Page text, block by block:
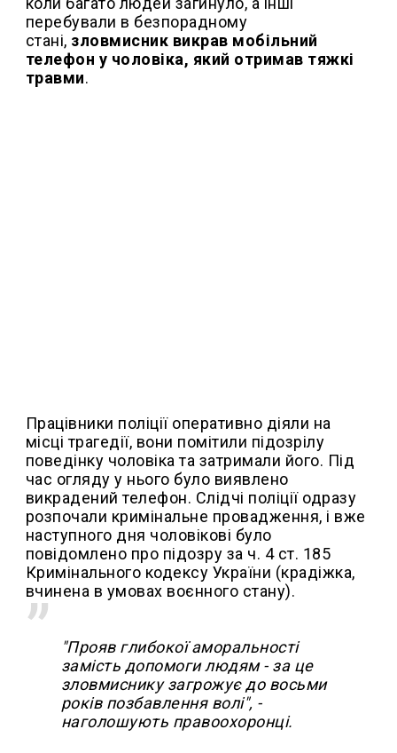
перебували в безпорадному
стані, зловмисник викрав мобільний
телефон у чоловіка, який отримав тяжкі
травми.
Працівники поліції оперативно діяли на
місці трагедії, вони помітили підозрілу
поведінку чоловіка та затримали його. Під
час огляду у нього було виявлено
викрадений телефон. Слідчі поліції одразу
розпочали кримінальне провадження, і вже
наступного дня чоловікові було
повідомлено про підозру за ч. 4 ст. 185
Кримінального кодексу України (крадіжка,
вчинена в умовах воєнного стану).
"Прояв глибокої аморальності
замість допомоги людям - за це
зловмиснику загрожує до восьми
років позбавлення волі", -
наголошують правоохоронці.